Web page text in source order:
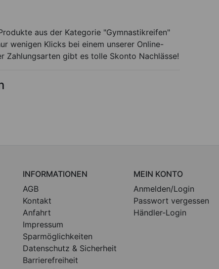
aus der Kategorie "Gymnastikreifen"
wenigen Klicks bei einem unserer Online-
Zahlungsarten gibt es tolle Skonto Nachlässe!
INFORMATIONEN
AGB
Kontakt
Anfahrt
Impressum
Sparmöglichkeiten
Datenschutz & Sicherheit
Barrierefreiheit
MEIN KONTO
Anmelden/Login
Passwort vergessen
Händler-Login